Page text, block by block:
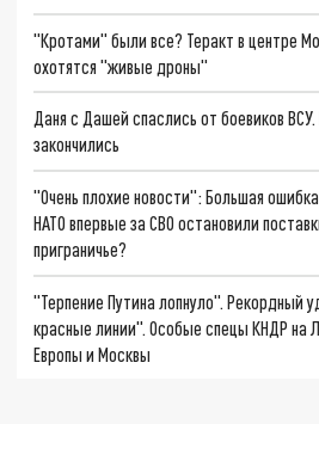
"Кротами" были все? Теракт в центре
охотятся "живые дроны"
Даня с Дашей спаслись от боевиков
закончились
"Очень плохие новости": Большая
НАТО впервые за СВО остановили
приграничье?
"Терпение Путина лопнуло". Рекордный
красные линии". Особые спецы КНДР на
Европы и Москвы